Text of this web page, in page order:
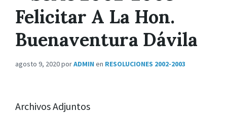
Felicitar A La Hon.
Buenaventura Dávila
agosto 9, 2020porADMIN en RESOLUCIONES 2002-2003
Archivos Adjuntos